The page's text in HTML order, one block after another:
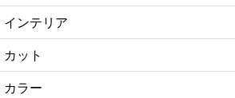
インテリア
カット
カラー